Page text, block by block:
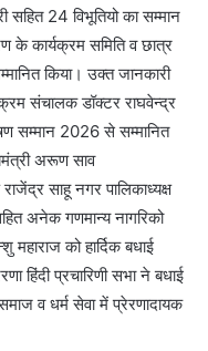
सहित 24 विभूतियो का सम्मान
के कार्यक्रम समिति व छात्र
किया। उक्त जानकारी
संचालक डॉक्टर राघवेन्द्र
सम्मान 2026 से सम्मानित
अरूण साव
साहू नगर पालिकाध्यक्ष
अनेक गणमान्य नागरिको
महाराज को हार्दिक बधाई
हिंदी प्रचारिणी सभा ने बधाई
व धर्म सेवा में प्रेरणादायक